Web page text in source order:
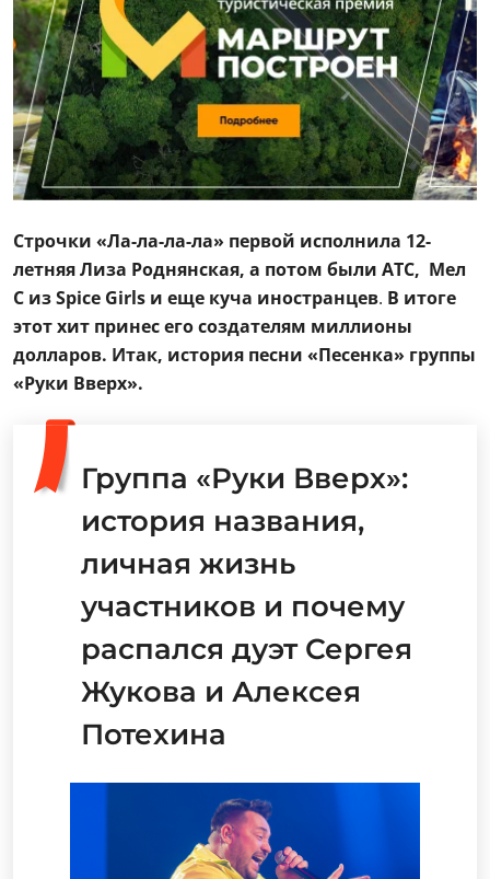
Строчки «Ла-ла-ла-ла» первой исполнила 12-
летняя Лиза Роднянская, а потом были ATC, Мел
С из Spice Girls и еще куча иностранцев. В итоге
этот хит принес его создателям миллионы
долларов. Итак, история песни «Песенка» группы
«Руки Вверх».
Группа «Руки Вверх»:
история названия,
личная жизнь
участников и почему
распался дуэт Сергея
Жукова и Алексея
Потехина